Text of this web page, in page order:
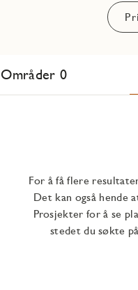
Områder 0
For å få flere
Det kan også hende
Prosjekter for å se
stedet du søkte